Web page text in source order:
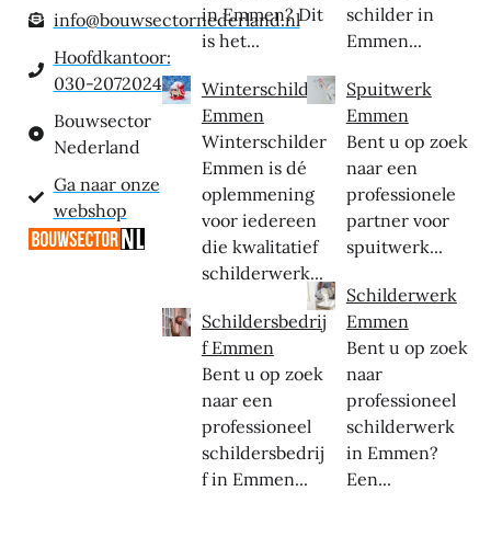
info@bouwsectornederland.nl
Hoofdkantoor:
030-2072024
Bouwsector
Nederland
Ga naar onze
webshop
in Emmen? Dit
is het...
Winterschilder
Emmen
Winterschilder
Emmen is dé
oplemmening
voor iedereen
die kwalitatief
schilderwerk...
Schildersbedrij
f Emmen
Bent u op zoek
naar een
professioneel
schildersbedrij
f in Emmen...
schilder in
Emmen...
Spuitwerk
Emmen
Bent u op zoek
naar een
professionele
partner voor
spuitwerk...
Schilderwerk
Emmen
Bent u op zoek
naar
professioneel
schilderwerk
in Emmen?
Een...